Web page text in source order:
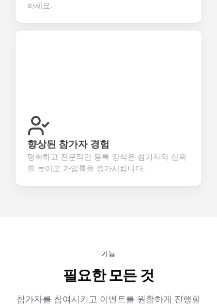
하세요.
향상된 참가자 경험
명확하고 전문적인 등록 양식은 참가자의 신뢰
를 높이고 가입률을 증가시킵니다.
기능
필요한 모든 것
참가자를 참여시키고 이벤트를 원활하게 진행할